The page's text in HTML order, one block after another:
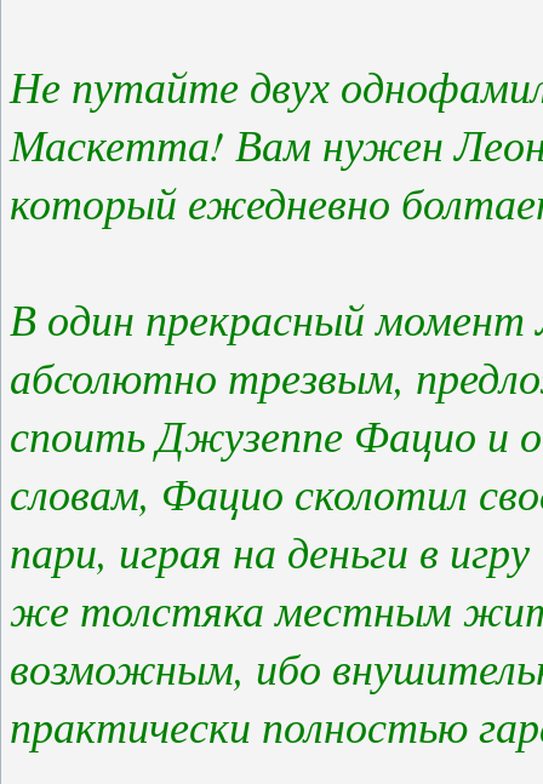
Не путайте двух
Маскетта! Вам нужен
который ежедневно
В один прекрасный
абсолютно трезвым,
споить Джузеппе Фацио и
словам, Фацио сколотил
пари, играя на деньги в
же толстяка местным
возможным, ибо
практически полностью